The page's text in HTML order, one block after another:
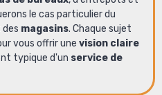
le cas particulier du
magasins. Chaque sujet
vous offrir une vision claire
typique d'un service de